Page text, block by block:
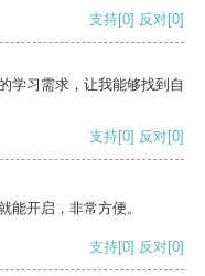
支持[0] 反对[0]
学习需求，让我能够找到自
支持[0] 反对[0]
能开启，非常方便。
支持[0] 反对[0]